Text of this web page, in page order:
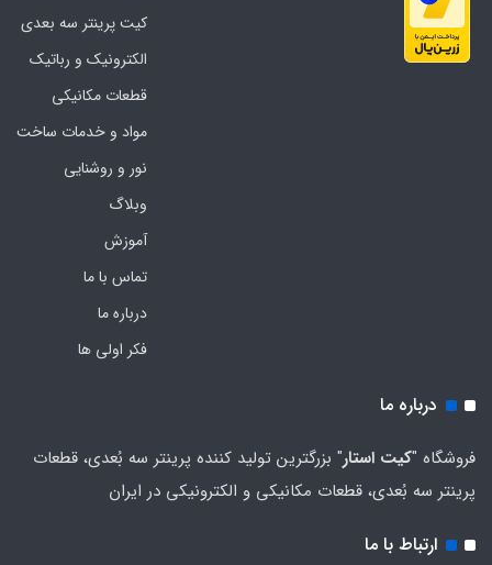
کیت پرینتر سه بعدی
الکترونیک و رباتیک
قطعات مکانیکی
مواد و خدمات ساخت
نور و روشنایی
وبلاگ
آموزش
تماس با ما
درباره ما
فکر اولی ها
درباره ما
فروشگاه "کیت استار" بزرگترین تولید کننده پرینتر سه بُعدی، قطعات
پرینتر سه بُعدی، قطعات مکانیکی و الکترونیکی در ایران
ارتباط با ما